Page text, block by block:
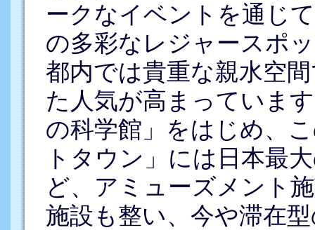
ークなイベントを通じ
の多彩なレジャースポ
都内では貴重な親水空
た人気が高まっていま
の科学館」をはじめ、
トタウン」には日本最
ど、アミューズメント
施設も整い、今や滞在